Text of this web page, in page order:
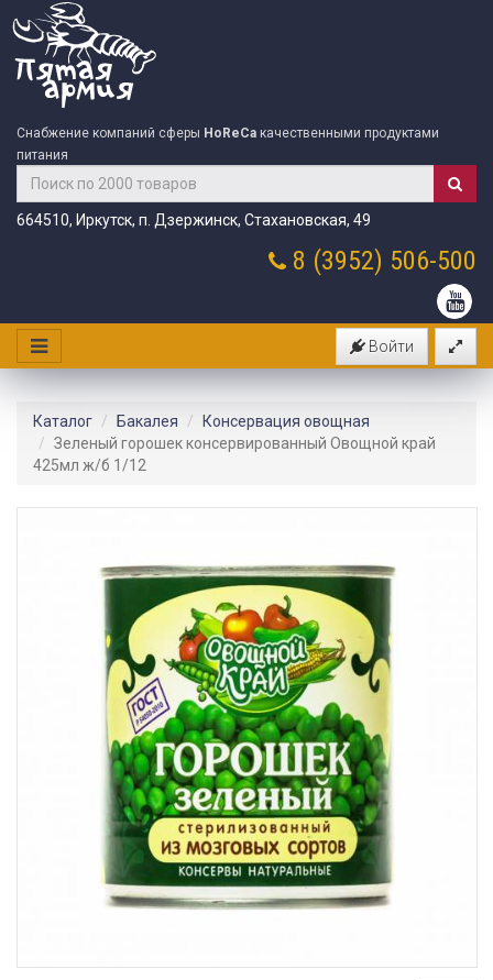
Снабжение компаний сферы HoReCa качественными продуктами
питания
664510, Иркутск, п. Дзержинск, Стахановская, 49
8 (3952) 506-500
Войти
Каталог Бакалея
Консервация овощная
Зеленый горошек консервированный Овощной край
425мл ж/б 1/12